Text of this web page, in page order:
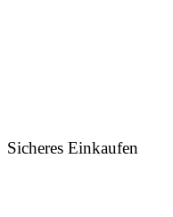
Sicheres Einkaufen